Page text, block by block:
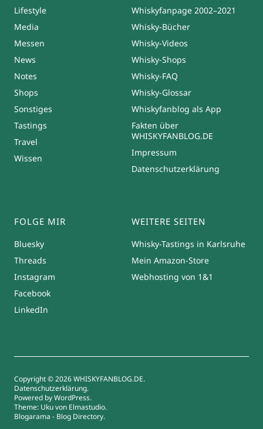
Lifestyle
Media
Messen
News
Notes
Shops
Sonstiges
Tastings
Travel
Wissen
Whiskyfanpage 2002–2021
Whisky-Bücher
Whisky-Videos
Whisky-Shops
Whisky-FAQ
Whisky-Glossar
Whiskyfanblog als App
Fakten über
WHISKYFANBLOG.DE
Impressum
Datenschutzerklärung
FOLGE MIR
Bluesky
Threads
Instagram
Facebook
LinkedIn
WEITERE SEITEN
Whisky-Tastings in Karlsruhe
Mein Amazon-Store
Webhosting von 1&1
Copyright © 2026 WHISKYFANBLOG.DE
Datenschutzerklärung
Powered byWordPress
Theme: Uku von Elmastudio
Blogarama - Blog Directory